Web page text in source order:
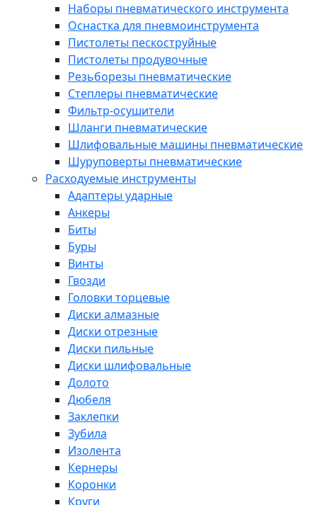
Наборы пневматического инструмента
Оснастка для пневмоинструмента
Пистолеты пескоструйные
Пистолеты продувочные
Резьборезы пневматические
Степлеры пневматические
Фильтр-осушители
Шланги пневматические
Шлифовальные машины пневматические
Шуруповерты пневматические
Расходуемые инструменты
Адаптеры ударные
Анкеры
Биты
Буры
Винты
Гвозди
Головки торцевые
Диски алмазные
Диски отрезные
Диски пильные
Диски шлифовальные
Долото
Дюбеля
Заклепки
Зубила
Изолента
Кернеры
Коронки
Круги